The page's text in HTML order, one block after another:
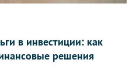
в инвестиции: как
решения